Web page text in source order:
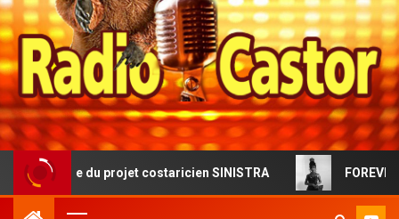
costaricien SINISTRA FOREVERMORE : la pop